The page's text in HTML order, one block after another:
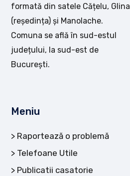
formată din satele Cățelu, Glina
(reședința) și Manolache.
Comuna se află în sud-estul
județului, la sud-est de
București.
Meniu
Raportează o problemă
Telefoane Utile
Publicatii casatorie